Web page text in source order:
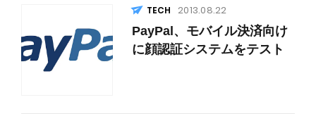
2013.08.22
PayPal、モバイル決済向け
に顔認証システムをテスト